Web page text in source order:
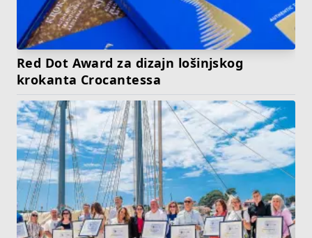
Red Dot Award za dizajn lošinjskog
krokanta Crocantessa